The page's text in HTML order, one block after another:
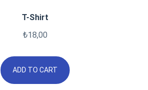
T-Shirt
₺18,00
ADD TO CART